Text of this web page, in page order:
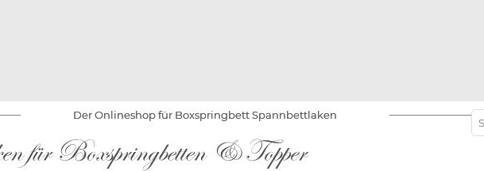
Der Onlineshop für Boxspringbett Spannbettlaken